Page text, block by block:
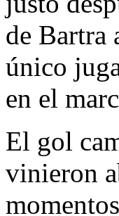
de Bartra
único
en el
El gol
vinieron